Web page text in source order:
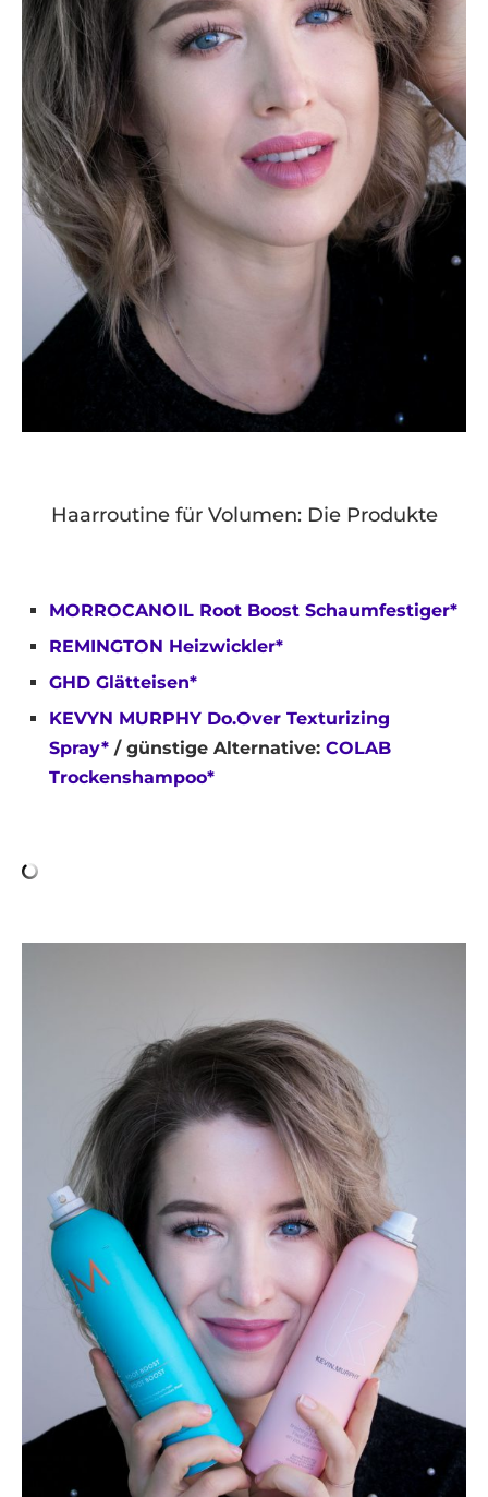
Haarroutine für Volumen: Die Produkte
MORROCANOIL Root Boost Schaumfestiger*
REMINGTON Heizwickler*
GHD Glätteisen*
KEVYN MURPHY Do.Over Texturizing
Spray* / günstige Alternative: COLAB
Trockenshampoo*